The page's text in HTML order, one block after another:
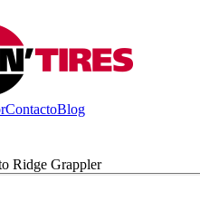
ContactoBlog
Ridge Grappler